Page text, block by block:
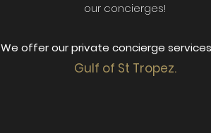
our concierges!
We offer our private concierge
Gulf of St Tropez.